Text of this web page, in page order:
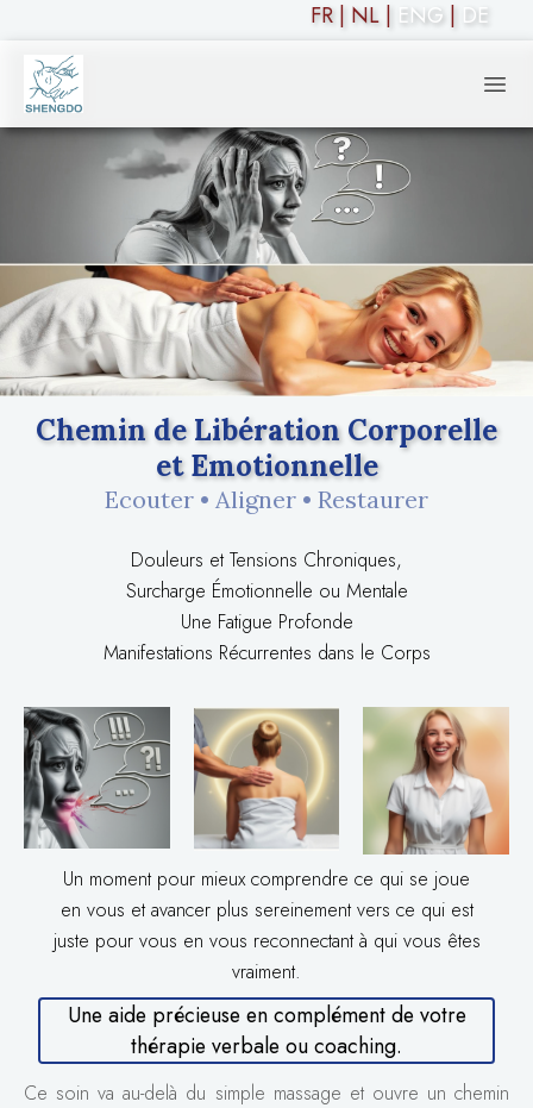
FR | NL | ENG | DE
Massage & Healing
Chemin de Libération Corporelle
et Emotionnelle
Ecouter • Aligner • Restaurer
Douleurs et Tensions Chroniques,
Surcharge Émotionnelle ou Mentale
Une Fatigue Profonde
Manifestations Récurrentes dans le Corps
Un moment pour mieux comprendre ce qui se joue
en vous et avancer plus sereinement vers ce qui est
juste pour vous en vous reconnectant à qui vous êtes
vraiment.
Une aide précieuse en complément de votre
thérapie verbale ou coaching.
Ce soin va au-delà du simple massage et ouvre un chemin